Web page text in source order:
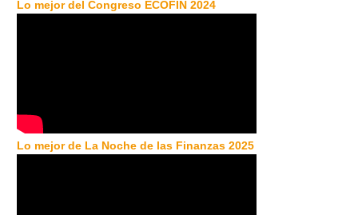
Lo mejor del Congreso ECOFIN 2024
Lo mejor de La Noche de las Finanzas 2025